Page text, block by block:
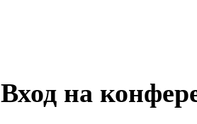
Вход на